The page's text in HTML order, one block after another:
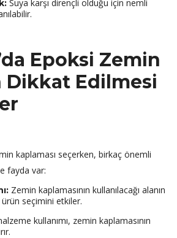
Suya karşı dirençli olduğu için nemli
Epoksi Zemin
Dikkat Edilmesi
kaplaması seçerken, birkaç önemli
fayda var:
Zemin kaplamasının kullanılacağı alanın
seçimini etkiler.
kullanımı, zemin kaplamasının